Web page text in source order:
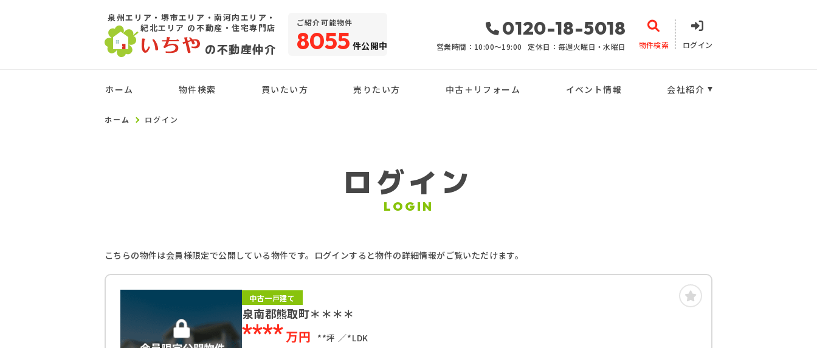
泉州エリア・堺市エリア・南河内エリア・
紀北エリア の不動産・住宅専門店
の不動産仲介
ご紹介可能物件
8055 件公開中
0120-18-5018
営業時間：10:00〜19:00 定休日：毎週火曜日・水曜日 物件検索 ログイン
ホーム 物件検索 買いたい方 売りたい方 中古＋リフォーム イベント情報 会社紹介
ホーム ログイン
ログイン
LOGIN
こちらの物件は会員様限定で公開している物件です。ログインすると物件の詳細情報がご覧いただけます。
中古一戸建て
泉南郡熊取町＊＊＊＊
****万円 **坪
*LDK